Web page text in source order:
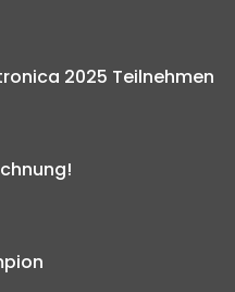
2025 Teilnehmen